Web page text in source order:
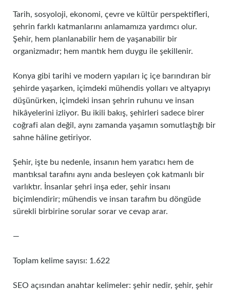
Tarih, sosyoloji, ekonomi, çevre ve kültür perspektifleri,
şehrin farklı katmanlarını anlamamıza yardımcı olur.
Şehir, hem planlanabilir hem de yaşanabilir bir
organizmadır; hem mantık hem duygu ile şekillenir.
Konya gibi tarihi ve modern yapıları iç içe barındıran bir
şehirde yaşarken, içimdeki mühendis yolları ve altyapıyı
düşünürken, içimdeki insan şehrin ruhunu ve insan
hikâyelerini izliyor. Bu ikili bakış, şehirleri sadece birer
coğrafi alan değil, aynı zamanda yaşamın somutlaştığı bir
sahne hâline getiriyor.
Şehir, işte bu nedenle, insanın hem yaratıcı hem de
mantıksal tarafını aynı anda besleyen çok katmanlı bir
varlıktır. İnsanlar şehri inşa eder, şehir insanı
biçimlendirir; mühendis ve insan tarafım bu döngüde
sürekli birbirine sorular sorar ve cevap arar.
—
Toplam kelime sayısı: 1.622
SEO açısından anahtar kelimeler: şehir nedir, şehir, şehir